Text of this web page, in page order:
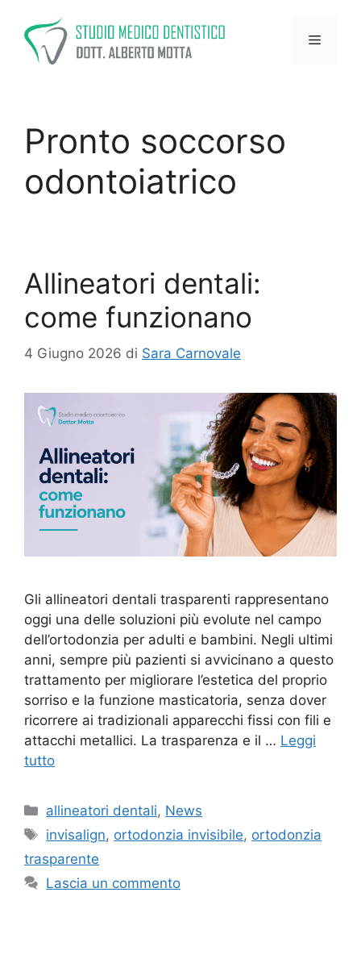
contenuto
Menu
Pronto soccorso
odontoiatrico
Allineatori dentali:
come funzionano
4 Giugno 2026 di Sara Carnovale
Gli allineatori dentali trasparenti rappresentano
oggi una delle soluzioni più evolute nel campo
dell’ortodonzia per adulti e bambini. Negli ultimi
anni, sempre più pazienti si avvicinano a questo
trattamento per migliorare l’estetica del proprio
sorriso e la funzione masticatoria, senza dover
ricorrere ai tradizionali apparecchi fissi con fili e
attacchi metallici. La trasparenza e il … Leggi
tutto
Categorie
allineatori dentali, News
Tag
invisalign, ortodonzia invisibile, ortodonzia
trasparente
Lascia un commento